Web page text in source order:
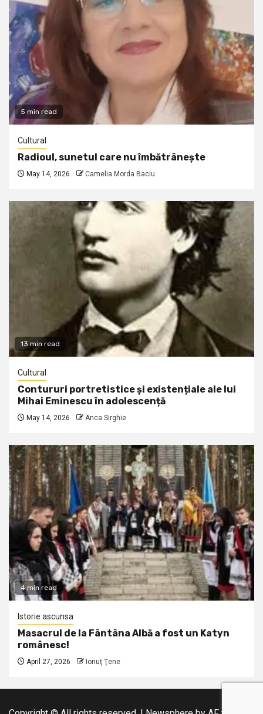
5 min read
Cultural
Radioul, sunetul care nu îmbătrânește
May 14, 2026 Camelia Morda Baciu
13 min read
Cultural
Contururi portretistice și existențiale ale lui
Mihai Eminescu în adolescență
May 14, 2026 Anca Sirghie
4 min read
Istorie ascunsa
Masacrul de la Fântâna Albă a fost un Katyn
românesc!
April 27, 2026 Ionuţ Ţene